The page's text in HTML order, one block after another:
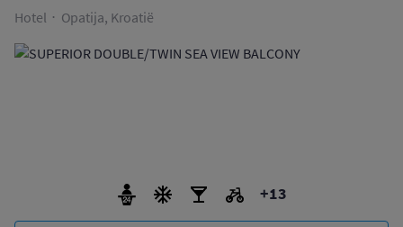
Hotel Opatija, Kroatië
+13